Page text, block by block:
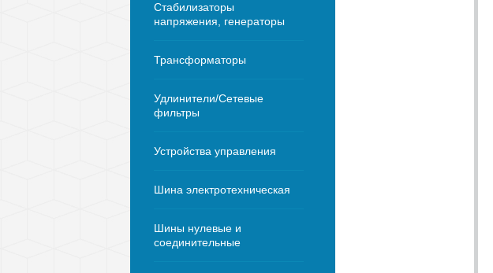
Стабилизаторы
напряжения, генераторы
Трансформаторы
Удлинители/Сетевые
фильтры
Устройства управления
Шина электротехническая
Шины нулевые и
соединительные